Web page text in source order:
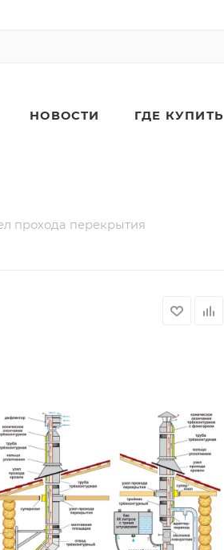
НОВОСТИ ГДЕ КУПИТЬ
прохода перекрытия